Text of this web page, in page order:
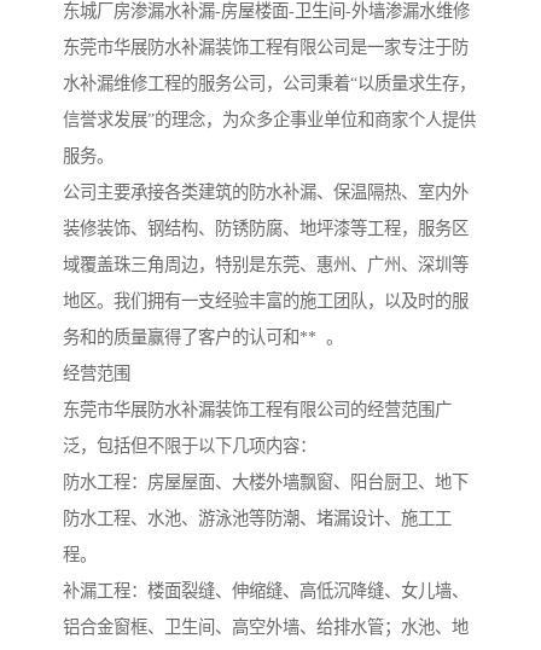
东城厂房渗漏水补漏-房屋楼面-卫生间-外墙渗漏水维修
东莞市华展防水补漏装饰工程有限公司是一家专注于防
水补漏维修工程的服务公司，公司秉着“以质量求生存，
信誉求发展”的理念，为众多企事业单位和商家个人提供
服务。
公司主要承接各类建筑的防水补漏、保温隔热、室内外
装修装饰、钢结构、防锈防腐、地坪漆等工程，服务区
域覆盖珠三角周边，特别是东莞、惠州、广州、深圳等
地区。我们拥有一支经验丰富的施工团队，以及时的服
务和的质量赢得了客户的认可和** 。
经营范围
东莞市华展防水补漏装饰工程有限公司的经营范围广
泛，包括但不限于以下几项内容：
防水工程：房屋屋面、大楼外墙飘窗、阳台厨卫、地下
防水工程、水池、游泳池等防潮、堵漏设计、施工工
程。
补漏工程：楼面裂缝、伸缩缝、高低沉降缝、女儿墙、
铝合金窗框、卫生间、高空外墙、给排水管；水池、地